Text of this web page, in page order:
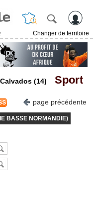
Changer de territoire
(14) Sport
page précédente
BASSE NORMANDIE)